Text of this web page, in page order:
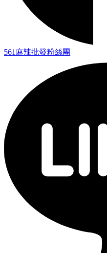
561麻辣批發粉絲團